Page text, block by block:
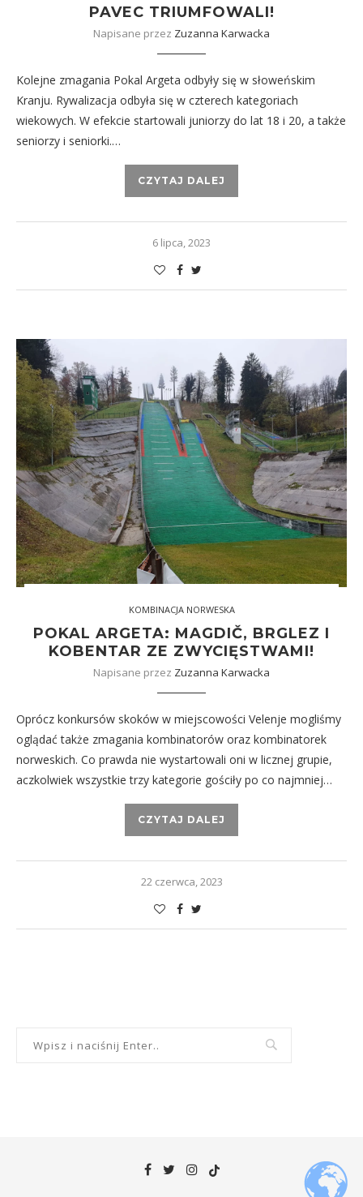
PAVEC TRIUMFOWALI!
Napisane przez Zuzanna Karwacka
Kolejne zmagania Pokal Argeta odbyły się w słoweńskim
Kranju. Rywalizacja odbyła się w czterech kategoriach
wiekowych. W efekcie startowali juniorzy do lat 18 i 20, a także
seniorzy i seniorki.…
CZYTAJ DALEJ
6 lipca, 2023
KOMBINACJA NORWESKA
POKAL ARGETA: MAGDIČ, BRGLEZ I
KOBENTAR ZE ZWYCIĘSTWAMI!
Napisane przez Zuzanna Karwacka
Oprócz konkursów skoków w miejscowości Velenje mogliśmy
oglądać także zmagania kombinatorów oraz kombinatorek
norweskich. Co prawda nie wystartowali oni w licznej grupie,
aczkolwiek wszystkie trzy kategorie gościły po co najmniej…
CZYTAJ DALEJ
22 czerwca, 2023